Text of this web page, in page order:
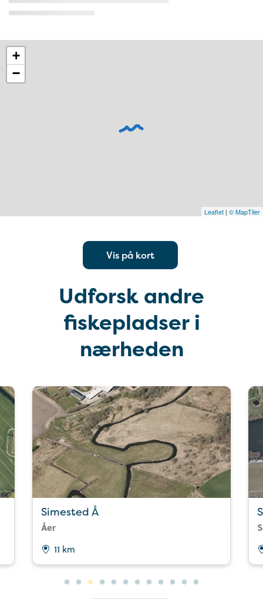
+
−
Leaflet | © MapTiler
Vis på kort
Udforsk andre
fiskepladser i
nærheden
Simested Å
Åer
11 km